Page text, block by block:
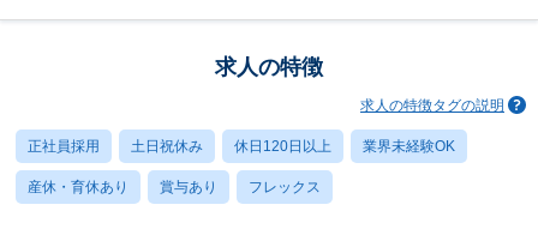
求人の特徴
求人の特徴タグの説明
正社員採用 土日祝休み 休日120日以上 業界未経験OK
産休・育休あり 賞与あり フレックス